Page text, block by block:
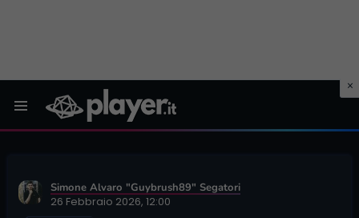
Simone Alvaro "Guybrush89" Segatori
26 Febbraio 2026, 12:00